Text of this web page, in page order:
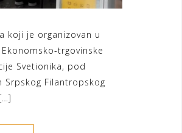
koji je organizovan u
trgovinske
Svetionika, pod
Srpskog Filantropskog